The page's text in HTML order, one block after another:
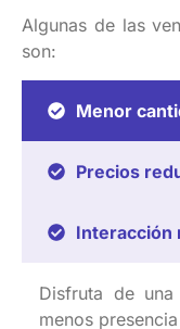
Algunas de las
son:
Menor
Precios
Interacción
Disfruta de una
menos presencia